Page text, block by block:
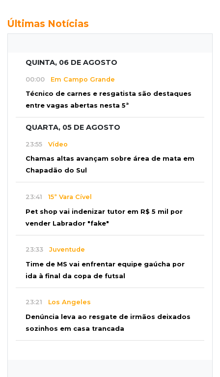
Últimas Notícias
QUINTA, 06 DE AGOSTO
00:00 Em Campo Grande
Técnico de carnes e resgatista são destaques
entre vagas abertas nesta 5ª
QUARTA, 05 DE AGOSTO
23:55 Vídeo
Chamas altas avançam sobre área de mata em
Chapadão do Sul
23:41 15ª Vara Cível
Pet shop vai indenizar tutor em R$ 5 mil por
vender Labrador "fake"
23:33 Juventude
Time de MS vai enfrentar equipe gaúcha por
ida à final da copa de futsal
23:21 Los Angeles
Denúncia leva ao resgate de irmãos deixados
sozinhos em casa trancada